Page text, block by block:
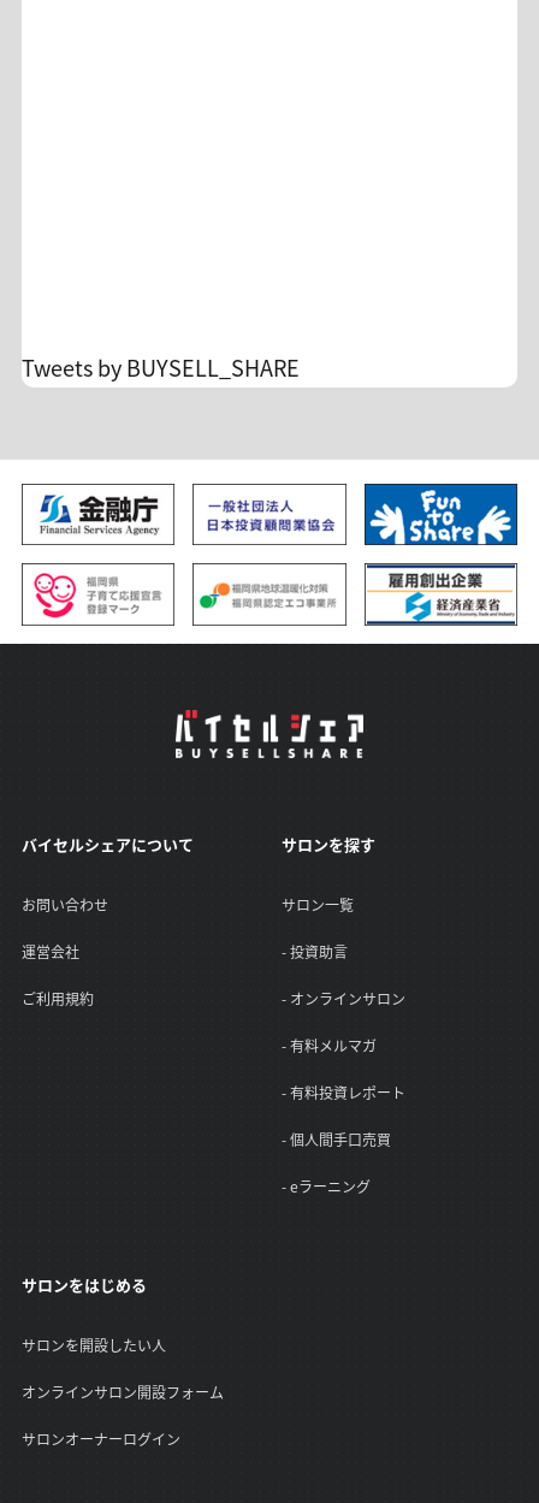
できます。 孤独なトレードからの脱却/自分のトレ
Tweets by BUYSELL_SHARE
バイセルシェアについて
お問い合わせ
運営会社
ご利用規約
サロンを探す
サロン一覧
- 投資助言
- オンラインサロン
- 有料メルマガ
- 有料投資レポート
- 個人間手口売買
- eラーニング
サロンをはじめる
サロンを開設したい人
オンラインサロン開設フォーム
サロンオーナーログイン